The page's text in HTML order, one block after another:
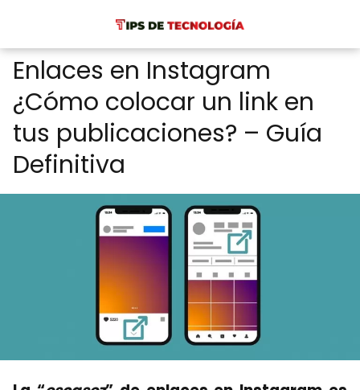
Enlaces en Instagram
¿Cómo colocar un link en
tus publicaciones? – Guía
Definitiva